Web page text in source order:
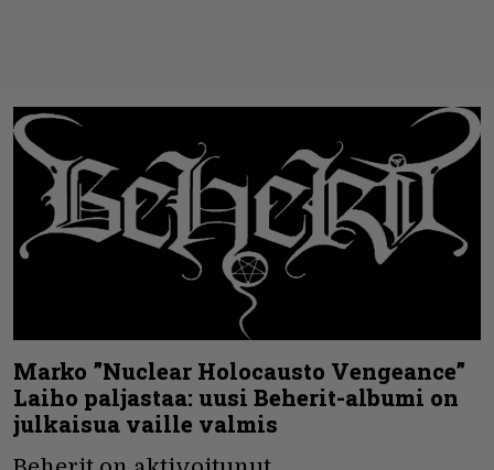
Marko ”Nuclear Holocausto Vengeance”
Laiho paljastaa: uusi Beherit-albumi on
julkaisua vaille valmis